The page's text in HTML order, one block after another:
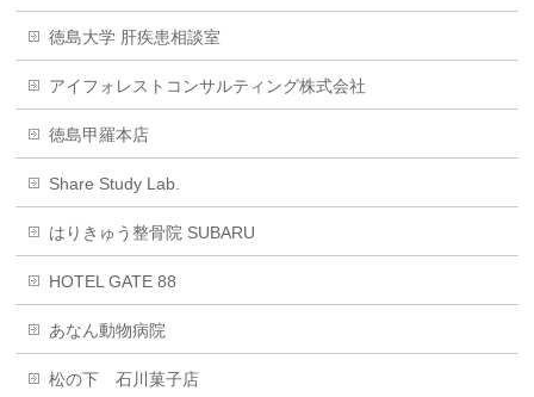
徳島大学 肝疾患相談室
アイフォレストコンサルティング株式会社
徳島甲羅本店
Share Study Lab.
はりきゅう整骨院 SUBARU
HOTEL GATE 88
あなん動物病院
松の下 石川菓子店